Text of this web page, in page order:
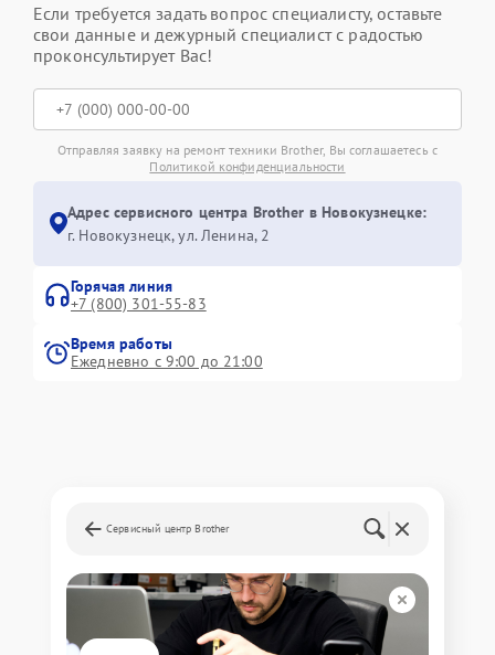
Если требуется задать вопрос специалисту, оставьте
свои данные и дежурный специалист с радостью
проконсультирует Вас!
Отправляя заявку на ремонт техники Brother, Вы соглашаетесь с
Политикой конфиденциальности
Адрес сервисного центра Brother в Новокузнецке:
г. Новокузнецк, ул. Ленина, 2
Горячая линия
+7 (800) 301-55-83
Время работы
Ежедневно с 9:00 до 21:00
Сервисный центр Brother